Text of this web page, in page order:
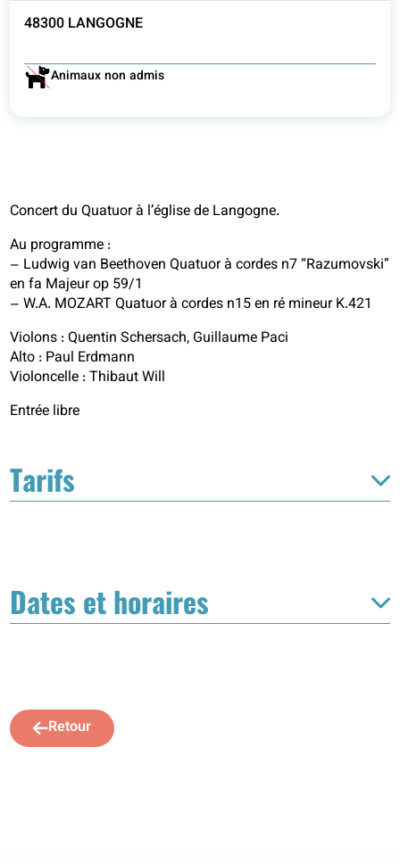
48300 LANGOGNE
Animaux non admis
Concert du Quatuor à l’église de Langogne.
Au programme :
– Ludwig van Beethoven Quatuor à cordes n7 “Razumovski”
en fa Majeur op 59/1
– W.A. MOZART Quatuor à cordes n15 en ré mineur K.421
Violons : Quentin Schersach, Guillaume Paci
Alto : Paul Erdmann
Violoncelle : Thibaut Will
Entrée libre
Tarifs
Dates et horaires
Retour